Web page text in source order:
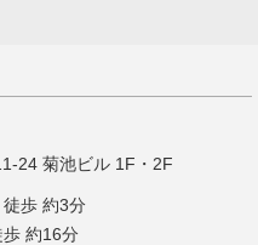
24 菊池ビル 1F・2F
歩 約3分
約16分